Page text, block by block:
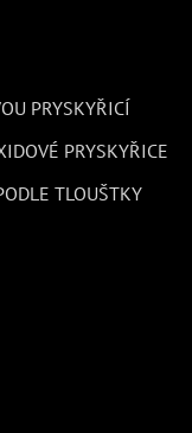
PRYSKYŘICÍ
PRYSKYŘICE
TLOUŠTKY